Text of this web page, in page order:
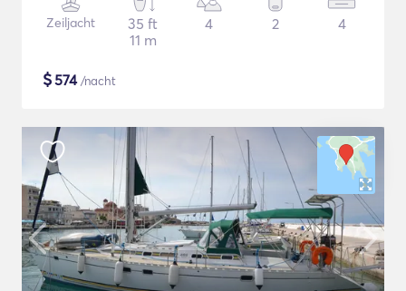
Zeiljacht
35 ft
11 m
4 2 4
$574/nacht